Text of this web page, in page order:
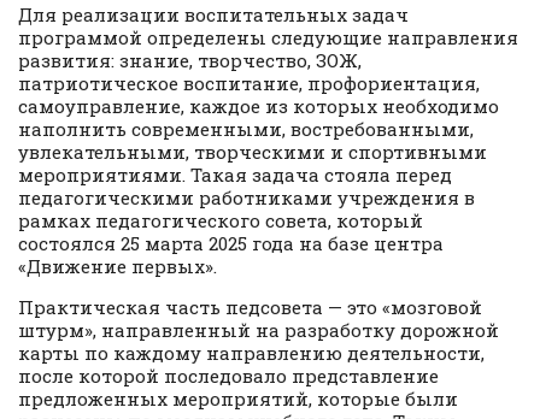
Для реализации воспитательных задач
программой определены следующие направления
развития: знание, творчество, ЗОЖ,
патриотическое воспитание, профориентация,
самоуправление, каждое из которых необходимо
наполнить современными, востребованными,
увлекательными, творческими и спортивными
мероприятиями. Такая задача стояла перед
педагогическими работниками учреждения в
рамках педагогического совета, который
состоялся 25 марта 2025 года на базе центра
«Движение первых».
Практическая часть педсовета — это «мозговой
штурм», направленный на разработку дорожной
карты по каждому направлению деятельности,
после которой последовало представление
предложенных мероприятий, которые были